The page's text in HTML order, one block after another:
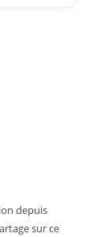
depuis
sur ce